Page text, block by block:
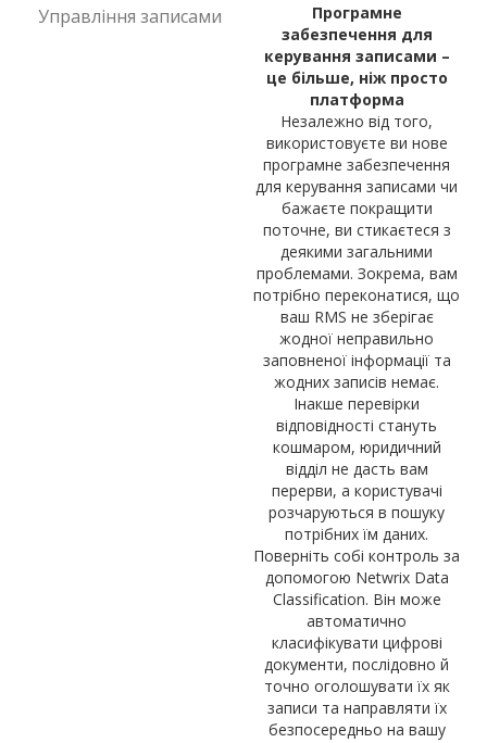
Управління записами
Програмне
забезпечення для
керування записами –
це більше, ніж просто
платформа
Незалежно від того,
використовуєте ви нове
програмне забезпечення
для керування записами чи
бажаєте покращити
поточне, ви стикаєтеся з
деякими загальними
проблемами. Зокрема, вам
потрібно переконатися, що
ваш RMS не зберігає
жодної неправильно
заповненої інформації та
жодних записів немає.
Інакше перевірки
відповідності стануть
кошмаром, юридичний
відділ не дасть вам
перерви, а користувачі
розчаруються в пошуку
потрібних їм даних.
Поверніть собі контроль за
допомогою Netwrix Data
Classification. Він може
автоматично
класифікувати цифрові
документи, послідовно й
точно оголошувати їх як
записи та направляти їх
безпосередньо на вашу